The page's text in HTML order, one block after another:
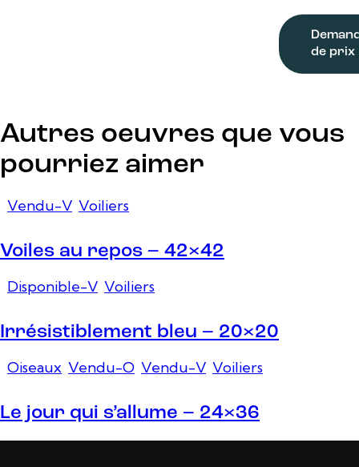
de prix
Autres oeuvres que vous
pourriez aimer
Vendu-V Voiliers
Voiles au repos – 42×42
Disponible-V Voiliers
Irrésistiblement bleu – 20×20
Oiseaux Vendu-O Vendu-V Voiliers
Le jour qui s’allume – 24×36